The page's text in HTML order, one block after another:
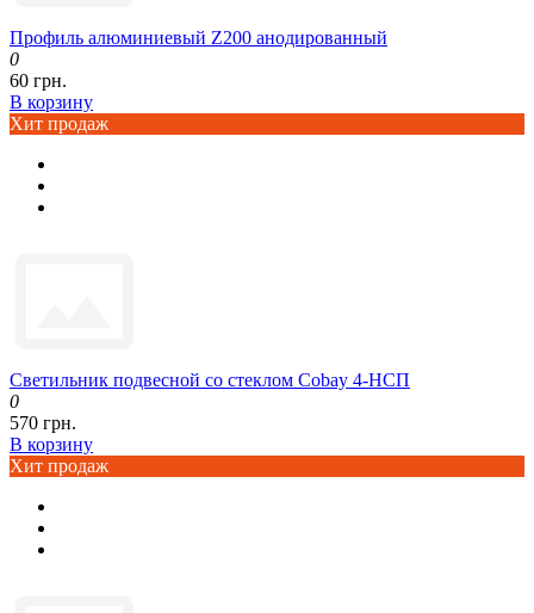
Профиль алюминиевый Z200 анодированный
0
60 грн.
В корзину
Хит продаж
Светильник подвесной со стеклом Cobay 4-НСП
0
570 грн.
В корзину
Хит продаж